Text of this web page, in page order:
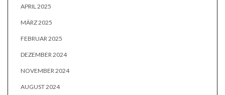
APRIL 2025
MÄRZ 2025
FEBRUAR 2025
DEZEMBER 2024
NOVEMBER 2024
AUGUST 2024